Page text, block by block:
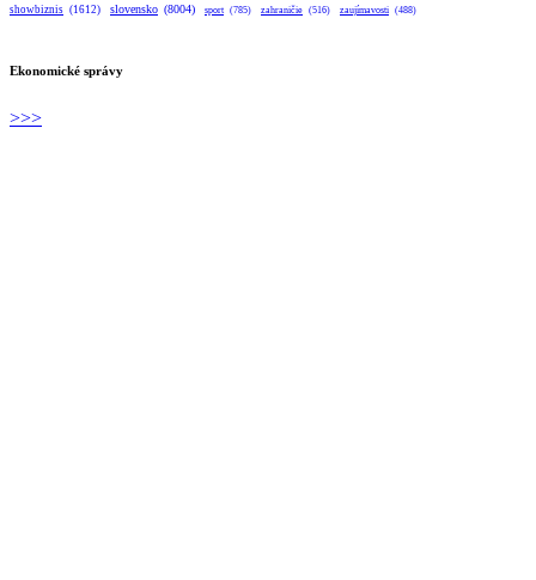
showbiznis (1612) slovensko (8004) sport (785) zahraničie (516) zaujímavosti (488)
Ekonomické správy
>>>